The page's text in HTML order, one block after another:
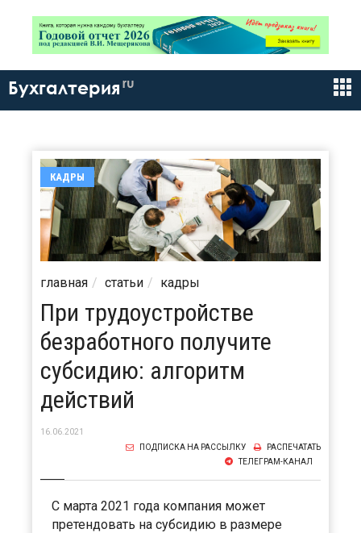
Бухгалтерия ru
КАДРЫ
главная статьи кадры
При трудоустройстве
безработного получите
субсидию: алгоритм
действий
16.06.2021
РАСПЕЧАТАТЬ
ПОДПИСКА НА РАССЫЛКУ
ТЕЛЕГРАМ-КАНАЛ
С марта 2021 года компания может
претендовать на субсидию в размере